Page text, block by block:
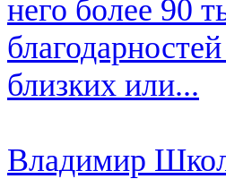
него более 90
близких или...
Владимир